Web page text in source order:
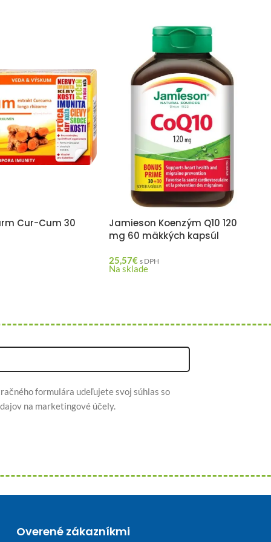
Cur-Cum 30
Jamieson Koenzým Q10 120
mg 60 mäkkých kapsúl
25,57€ s DPH
Na sklade
formulára udeľujete svoj súhlas so
na marketingové účely.
Overené zákazníkmi